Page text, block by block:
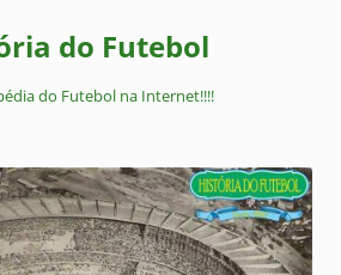
do Futebol
do Futebol na Internet!!!!